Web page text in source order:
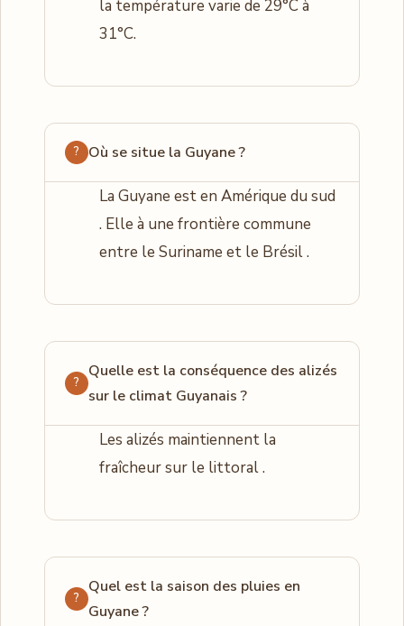
la température varie de 29°C à
31°C.
Où se situe la Guyane ?
La Guyane est en Amérique du sud
. Elle à une frontière commune
entre le Suriname et le Brésil .
Quelle est la conséquence des alizés
sur le climat Guyanais ?
Les alizés maintiennent la
fraîcheur sur le littoral .
Quel est la saison des pluies en
Guyane ?